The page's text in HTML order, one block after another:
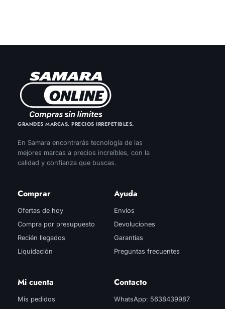
GRANDES MARCAS. PRECIOS IRREPETIBLES.
En Samara encontrarás tecnología de las
mejores marcas a precios increíbles, con la
calidad y confianza que buscas.
Comprar
Ofertas de hoy
Compra por presupuesto
Recién llegados
Liquidación
Ayuda
Envíos
Devoluciones
Garantías
Preguntas frecuentes
Mi cuenta
Mis pedidos
Contacto
WhatsApp: 5638439987